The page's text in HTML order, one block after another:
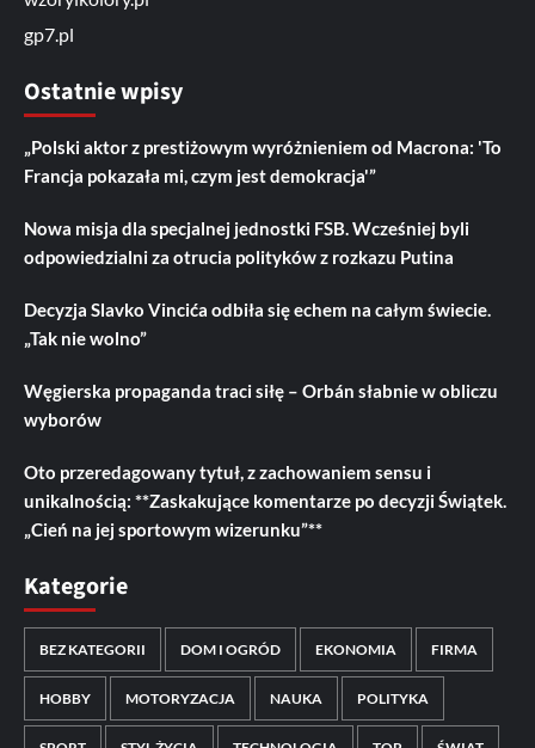
gp7.pl
Ostatnie wpisy
„Polski aktor z prestiżowym wyróżnieniem od Macrona: 'To
Francja pokazała mi, czym jest demokracja'”
Nowa misja dla specjalnej jednostki FSB. Wcześniej byli
odpowiedzialni za otrucia polityków z rozkazu Putina
Decyzja Slavko Vincića odbiła się echem na całym świecie.
„Tak nie wolno”
Węgierska propaganda traci siłę – Orbán słabnie w obliczu
wyborów
Oto przeredagowany tytuł, z zachowaniem sensu i
unikalnością: **Zaskakujące komentarze po decyzji Świątek.
„Cień na jej sportowym wizerunku”**
Kategorie
BEZ KATEGORII DOM I OGRÓD EKONOMIA FIRMA
HOBBY MOTORYZACJA NAUKA POLITYKA